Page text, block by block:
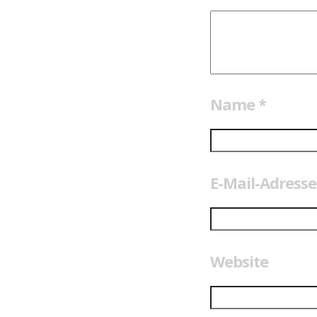
Name *
E-Mail-
Website